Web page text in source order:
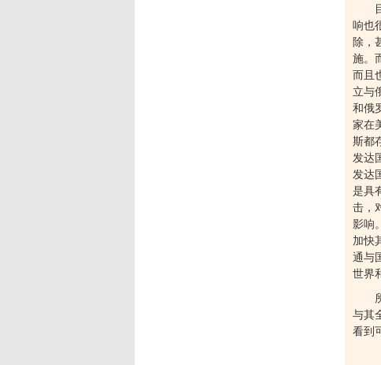
目
响也
除，
施。
而且
立与
和俄
家在
斯都
发达
发达
是具
击，
影响
加快
通与
世界
所
与其
看到